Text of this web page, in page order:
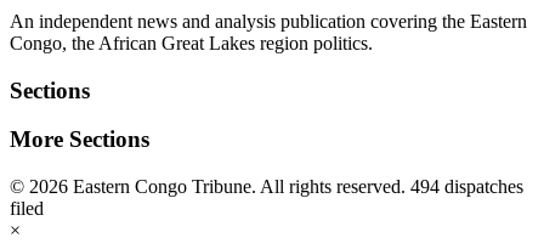
An independent news and analysis publication covering the Eastern
Congo, the African Great Lakes region politics.
Sections
More Sections
© 2026 Eastern Congo Tribune. All rights reserved. 494 dispatches
filed
×